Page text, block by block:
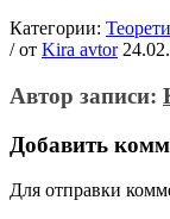
Категории:
/от Kira avtor
Автор записи:
Добавить
Для отправки